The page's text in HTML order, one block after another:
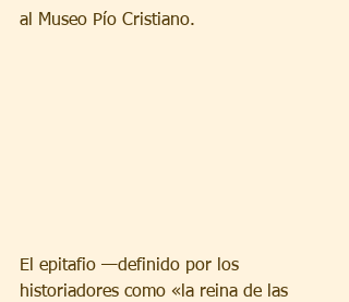
al Museo Pío Cristiano.
El epitafio —definido por los
historiadores como «la reina de las